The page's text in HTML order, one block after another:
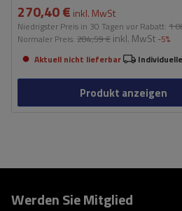
270,40 € inkl. MwSt
Niedrigster Preis in 30 Tagen vor Rabatt: 1
Normaler Preis: 284,59 € inkl. MwSt -5%
Aktuell nicht lieferbar
Produkt anzeigen
Werden Sie Mitglied